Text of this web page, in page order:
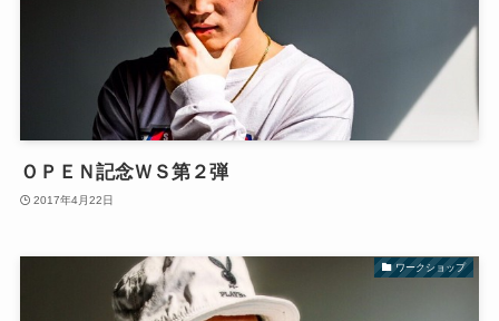
ＯＰＥＮ記念ＷＳ第２弾
2017年4月22日
ワークショップ